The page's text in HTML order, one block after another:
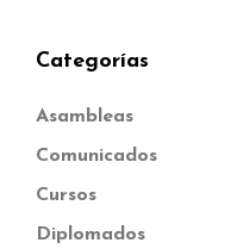
Categorías
Asambleas
Comunicados
Cursos
Diplomados